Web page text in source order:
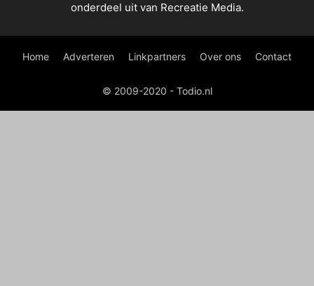
onderdeel uit van Recreatie Media.
Home Adverteren Linkpartners Over ons Contact
© 2009-2020 - Todio.nl